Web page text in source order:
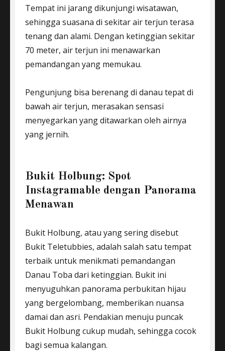
Tempat ini jarang dikunjungi wisatawan,
sehingga suasana di sekitar air terjun terasa
tenang dan alami. Dengan ketinggian sekitar
70 meter, air terjun ini menawarkan
pemandangan yang memukau.
Pengunjung bisa berenang di danau tepat di
bawah air terjun, merasakan sensasi
menyegarkan yang ditawarkan oleh airnya
yang jernih.
Bukit Holbung: Spot
Instagramable dengan Panorama
Menawan
Bukit Holbung, atau yang sering disebut
Bukit Teletubbies, adalah salah satu tempat
terbaik untuk menikmati pemandangan
Danau Toba dari ketinggian. Bukit ini
menyuguhkan panorama perbukitan hijau
yang bergelombang, memberikan nuansa
damai dan asri. Pendakian menuju puncak
Bukit Holbung cukup mudah, sehingga cocok
bagi semua kalangan.